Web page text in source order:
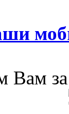
за